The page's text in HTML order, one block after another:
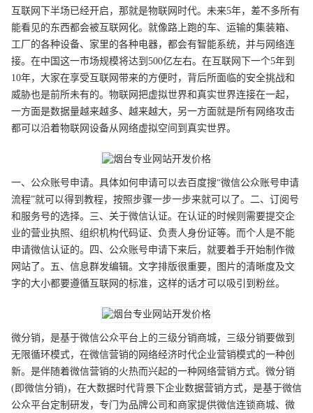
互联网下半场已经开启，那就是物联网时代。未来5年，差不多所有
能看见的东西都会被互联网化。就像路上跑的车、运输的集装箱、
工厂的各种设备、家里的各种电器，都会有智能系统，并与网络连
接。在中国这一市场规模将达到500亿左右。在互联网下一个5年到
10年，大家在享受互联网带来的方便时，背后所面临的安全挑战和
威胁也是前所未有的。物联网把虚拟世界和真实世界连接在一起，
一方面是数据量越来越多、越来越大，另一方面就是所有网络攻击
都可以沿着物联网设备从网络虚拟空间到真实世界。
一、公众账号申请。具体如何申请可以去百度搜“微信公众账号申请
流程”就可以得到教程，按照步骤一步一步来就可以了。二、订阅号
和服务号的选择。三、关于微信认证。在认证的时候则需要提交企
业的营业执照、组织机构代码证、负责人身份证等。而个人是不能
申请微信认证的。四、公众账号申请下来后，就要着手开始制作微
网站了。五、信息群发编辑。文字排版很重要，图片的清晰度及文
字的大小都要遵循互联网的标准，这样的话才可以吸引到粉丝。
微分销，是基于微信公众平台上的三级分销商城，三级分销要做到
无限循环模式，在微信营销的网络经济时代企业营销模式的一种创
新。是伴随着微信营销的火热而兴起的一种网络营销方式。微分销
(即微信分销)，在大数据时代背景下企业数据营销方式，是基于微信
公众平台定制研发，专门为品牌公司和商家提供微信连锁商城、微